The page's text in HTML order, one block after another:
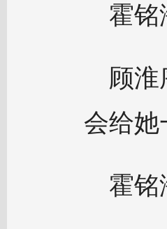
霍铭
顾淮
会给她
霍